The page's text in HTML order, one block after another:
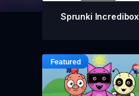
Sprunki Incredibox